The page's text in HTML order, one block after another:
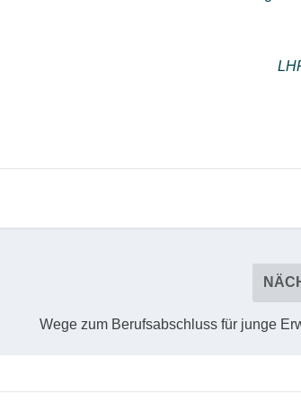
Wege zum Berufsabschluss für junge